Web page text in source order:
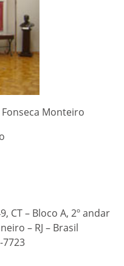
Monteiro
CT – Bloco A, 2º andar
– RJ – Brasil
7723